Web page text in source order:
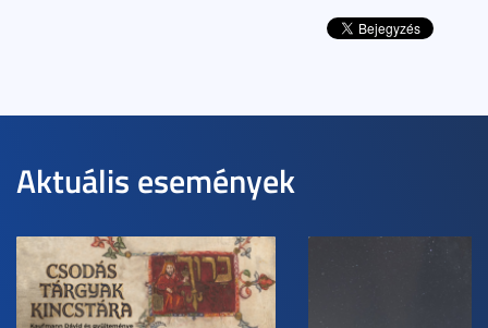
Aktuális események